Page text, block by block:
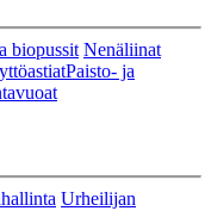
biopussit Nenäliinat
Paisto- ja
Urheilijan